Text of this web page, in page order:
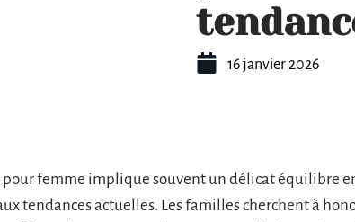
16 janvier 2026
femme implique souvent un délicat équilibre
tendances actuelles. Les familles cherchent à